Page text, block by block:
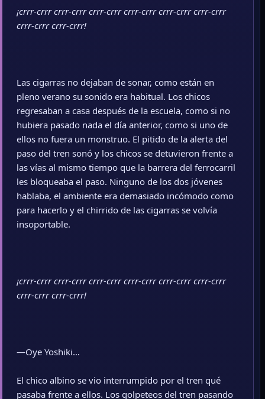
¡crrr-crrr crrr-crrr crrr-crrr crrr-crrr crrr-crrr crrr-crrr
crrr-crrr crrr-crrr!
Las cigarras no dejaban de sonar, como están en
pleno verano su sonido era habitual. Los chicos
regresaban a casa después de la escuela, como si no
hubiera pasado nada el día anterior, como si uno de
ellos no fuera un monstruo. El pitido de la alerta del
paso del tren sonó y los chicos se detuvieron frente a
las vías al mismo tiempo que la barrera del ferrocarril
les bloqueaba el paso. Ninguno de los dos jóvenes
hablaba, el ambiente era demasiado incómodo como
para hacerlo y el chirrido de las cigarras se volvía
insoportable.
¡crrr-crrr crrr-crrr crrr-crrr crrr-crrr crrr-crrr crrr-crrr
crrr-crrr crrr-crrr!
—Oye Yoshiki…
El chico albino se vio interrumpido por el tren qué
pasaba frente a ellos. Los golpeteos del tren pasando